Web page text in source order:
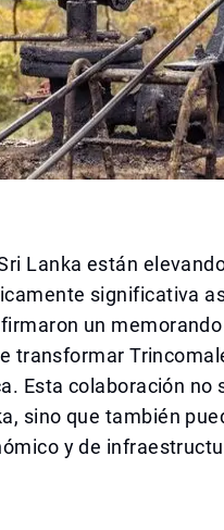
Lanka están
significativa
un
transformar
Esta colaboración no
sino que también
y de